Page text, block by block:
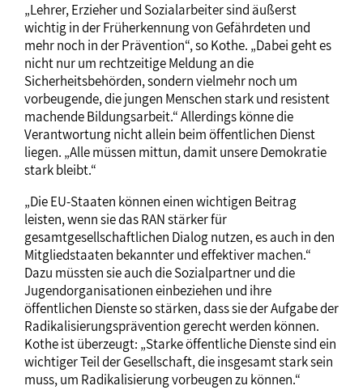
„Lehrer, Erzieher und Sozialarbeiter sind äußerst
wichtig in der Früherkennung von Gefährdeten und
mehr noch in der Prävention“, so Kothe. „Dabei geht es
nicht nur um rechtzeitige Meldung an die
Sicherheitsbehörden, sondern vielmehr noch um
vorbeugende, die jungen Menschen stark und resistent
machende Bildungsarbeit.“ Allerdings könne die
Verantwortung nicht allein beim öffentlichen Dienst
liegen. „Alle müssen mittun, damit unsere Demokratie
stark bleibt.“
„Die EU-Staaten können einen wichtigen Beitrag
leisten, wenn sie das RAN stärker für
gesamtgesellschaftlichen Dialog nutzen, es auch in den
Mitgliedstaaten bekannter und effektiver machen.“
Dazu müssten sie auch die Sozialpartner und die
Jugendorganisationen einbeziehen und ihre
öffentlichen Dienste so stärken, dass sie der Aufgabe der
Radikalisierungsprävention gerecht werden können.
Kothe ist überzeugt: „Starke öffentliche Dienste sind ein
wichtiger Teil der Gesellschaft, die insgesamt stark sein
muss, um Radikalisierung vorbeugen zu können.“